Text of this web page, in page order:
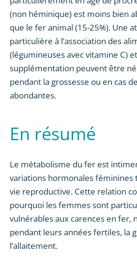
(non héminique) est moins bien
que le fer animal (15-25%). Une
particulière à l’association des
(légumineuses avec vitamine C)
supplémentation peuvent être
pendant la grossesse ou en cas
abondantes.
En résumé
Le métabolisme du fer est
variations hormonales féminines
vie reproductive. Cette relation
pourquoi les femmes sont
vulnérables aux carences en fer,
pendant leurs années fertiles, la
l’allaitement.